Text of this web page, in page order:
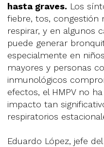
hasta graves. Los
fiebre, tos, congestión
respirar, y en algunos
puede generar
especialmente en
mayores y personas
inmunológicos
efectos, el HMPV no
impacto tan
respiratorios
Eduardo López, jefe